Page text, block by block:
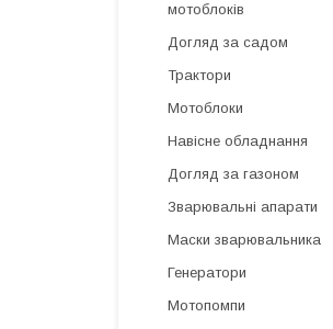
мотоблоків
Догляд за садом
Трактори
Мотоблоки
Навісне обладнання
Догляд за газоном
Зварювальні апарати
Маски зварювальника
Генератори
Мотопомпи